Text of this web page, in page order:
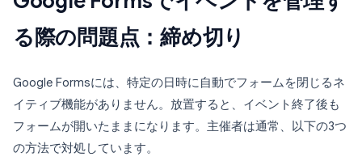
る際の問題点：締め切り
Google Formsには、特定の日時に自動でフォームを閉じるネ
イティブ機能がありません。放置すると、イベント終了後も
フォームが開いたままになります。主催者は通常、以下の3つ
の方法で対処しています。